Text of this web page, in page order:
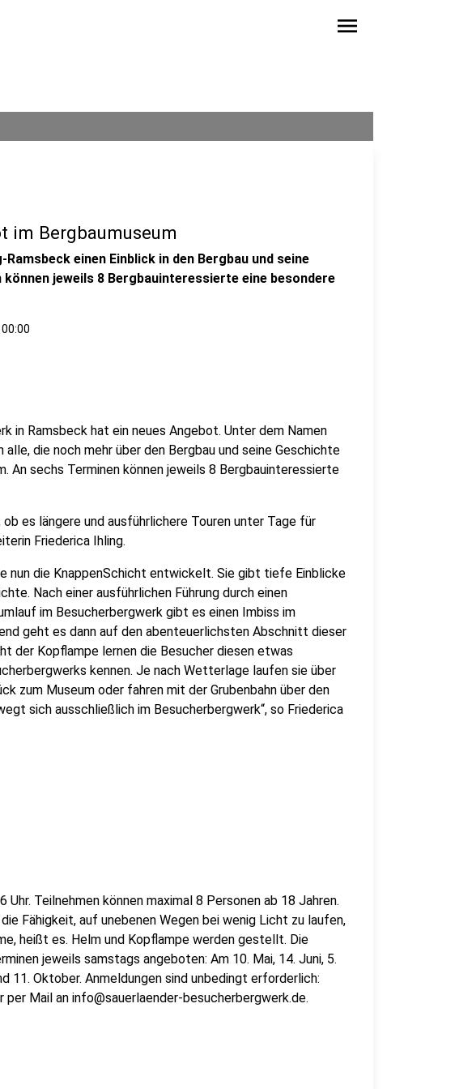
menu
im Bergbaumuseum
einen Einblick in den Bergbau und seine
können jeweils 8 Bergbauinteressierte eine besondere
in Ramsbeck hat ein neues Angebot. Unter dem Namen
die noch mehr über den Bergbau und seine Geschichte
An sechs Terminen können jeweils 8 Bergbauinteressierte
es längere und ausführlichere Touren unter Tage für
Friederica Ihling.
nun die KnappenSchicht entwickelt. Sie gibt tiefe Einblicke
Nach einer ausführlichen Führung durch einen
im Besucherbergwerk gibt es einen Imbiss im
geht es dann auf den abenteuerlichsten Abschnitt dieser
der Kopflampe lernen die Besucher diesen etwas
kennen. Je nach Wetterlage laufen sie über
zum Museum oder fahren mit der Grubenbahn über den
sich ausschließlich im Besucherbergwerk“, so Friederica
Uhr. Teilnehmen können maximal 8 Personen ab 18 Jahren.
Fähigkeit, auf unebenen Wegen bei wenig Licht zu laufen,
heißt es. Helm und Kopflampe werden gestellt. Die
jeweils samstags angeboten: Am 10. Mai, 14. Juni, 5.
11. Oktober. Anmeldungen sind unbedingt erforderlich:
Mail an info@sauerlaender-besucherbergwerk.de.